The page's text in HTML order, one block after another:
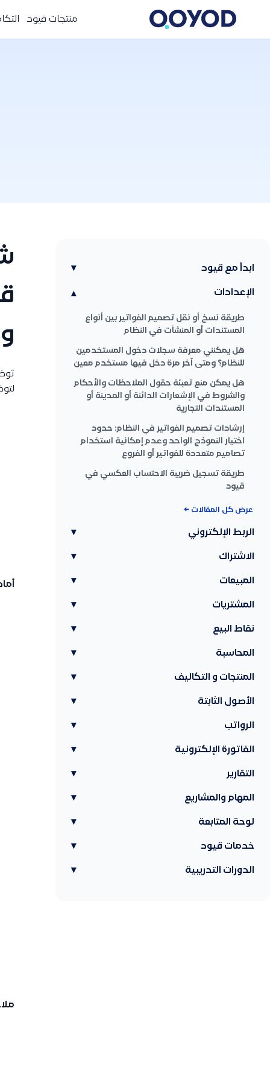
منتجات قيود
ابدأ مع قيود ▾
الإعدادات ▾
طريقة نسخ أو نقل تصميم الفواتير بين أنواع
المستندات أو المنشآت في النظام
هل يمكنني معرفة سجلات دخول المستخدمين
للنظام؟ ومتى آخر مرة دخل فيها مستخدم معين
هل يمكن منع تعبئة حقول الملاحظات والأحكام
والشروط في الإشعارات الدائنة أو المدينة أو
المستندات التجارية
إرشادات تصميم الفواتير في النظام: حدود
اختيار النموذج الواحد وعدم إمكانية استخدام
تصاميم متعددة للفواتير أو الفروع
طريقة تسجيل ضريبة الاحتساب العكسي في
قيود
عرض كل المقالات ←
الربط الإلكتروني ▾
الاشتراك ▾
المبيعات ▾
المشتريات ▾
نقاط البيع ▾
المحاسبة ▾
المنتجات و التكاليف ▾
الأصول الثابتة ▾
الرواتب ▾
الفاتورة الإلكترونية ▾
التقارير ▾
المهام والمشاريع ▾
لوحة المتابعة ▾
خدمات قيود ▾
الدورات التدريبية ▾